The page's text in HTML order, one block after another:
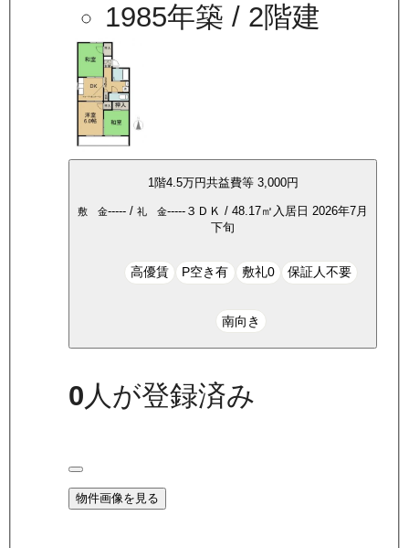
1985年築 / 2階建
1階4.5万円共益費等 3,000円
敷 金----- / 礼 金----- ３ＤＫ / 48.17㎡ 入居日 2026年7月
下旬
高優賃 P空き有 敷礼0 保証人不要
南向き
0 人が登録済み
物件画像を見る